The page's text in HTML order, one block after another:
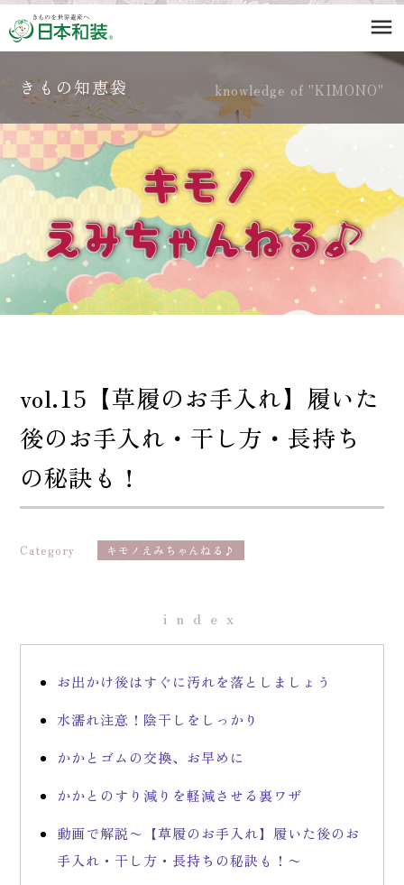
menu
knowledge of "KIMONO"
きもの知恵袋
vol.15【草履のお手入れ】履いた
後のお手入れ・干し方・長持ち
の秘訣も！
Category キモノえみちゃんねる♪
index
お出かけ後はすぐに汚れを落としましょう
水濡れ注意！陰干しをしっかり
かかとゴムの交換、お早めに
かかとのすり減りを軽減させる裏ワザ
動画で解説〜【草履のお手入れ】履いた後のお
手入れ・干し方・長持ちの秘訣も！〜